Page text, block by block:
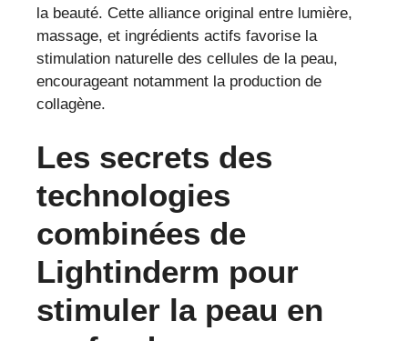
la beauté. Cette alliance original entre lumière,
massage, et ingrédients actifs favorise la
stimulation naturelle des cellules de la peau,
encourageant notamment la production de
collagène.
Les secrets des
technologies
combinées de
Lightinderm pour
stimuler la peau en